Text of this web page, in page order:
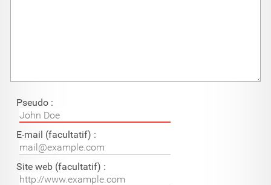
Pseudo :
E-mail (facultatif) :
Site web (facultatif) :